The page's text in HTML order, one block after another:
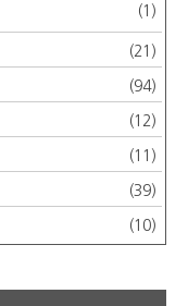
(1)
(21)
(94)
(12)
(11)
(39)
(10)